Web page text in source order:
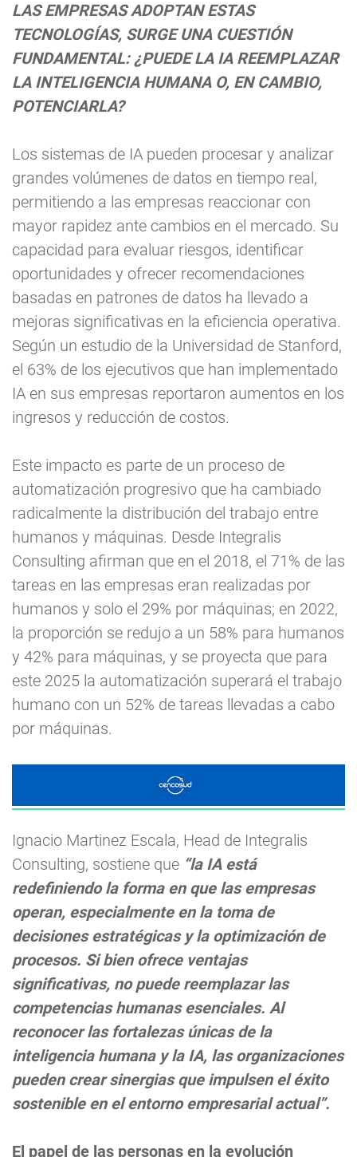
LAS EMPRESAS ADOPTAN ESTAS
TECNOLOGÍAS, SURGE UNA CUESTIÓN
FUNDAMENTAL: ¿PUEDE LA IA REEMPLAZAR
LA INTELIGENCIA HUMANA O, EN CAMBIO,
POTENCIARLA?
Los sistemas de IA pueden procesar y analizar
grandes volúmenes de datos en tiempo real,
permitiendo a las empresas reaccionar con
mayor rapidez ante cambios en el mercado. Su
capacidad para evaluar riesgos, identificar
oportunidades y ofrecer recomendaciones
basadas en patrones de datos ha llevado a
mejoras significativas en la eficiencia operativa.
Según un estudio de la Universidad de Stanford,
el 63% de los ejecutivos que han implementado
IA en sus empresas reportaron aumentos en los
ingresos y reducción de costos.
Este impacto es parte de un proceso de
automatización progresivo que ha cambiado
radicalmente la distribución del trabajo entre
humanos y máquinas. Desde Integralis
Consulting afirman que en el 2018, el 71% de las
tareas en las empresas eran realizadas por
humanos y solo el 29% por máquinas; en 2022,
la proporción se redujo a un 58% para humanos
y 42% para máquinas, y se proyecta que para
este 2025 la automatización superará el trabajo
humano con un 52% de tareas llevadas a cabo
por máquinas.
Ignacio Martinez Escala, Head de Integralis
Consulting, sostiene que “la IA está
redefiniendo la forma en que las empresas
operan, especialmente en la toma de
decisiones estratégicas y la optimización de
procesos. Si bien ofrece ventajas
significativas, no puede reemplazar las
competencias humanas esenciales. Al
reconocer las fortalezas únicas de la
inteligencia humana y la IA, las organizaciones
pueden crear sinergias que impulsen el éxito
sostenible en el entorno empresarial actual”.
El papel de las personas en la evolución